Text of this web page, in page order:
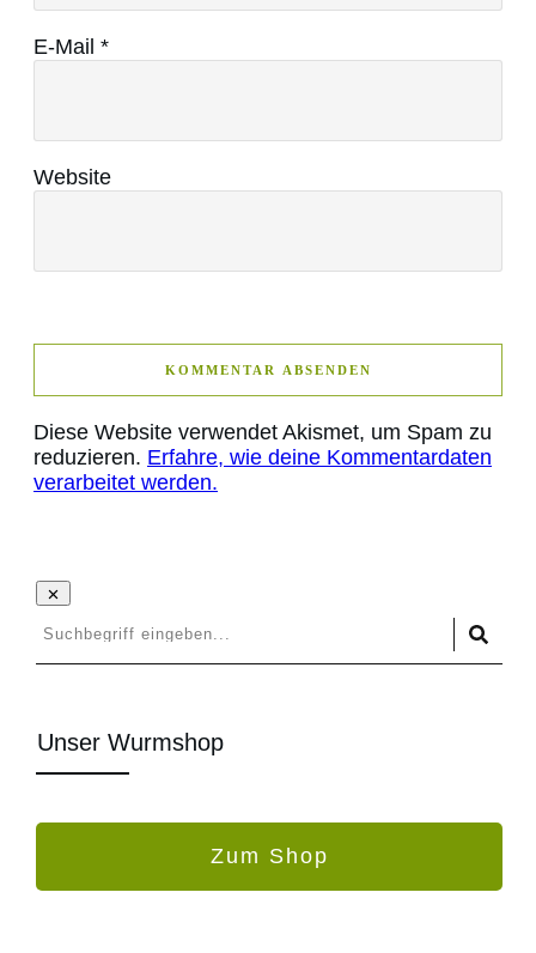
E-Mail *
Website
KOMMENTAR ABSENDEN
Diese Website verwendet Akismet, um Spam zu
reduzieren. Erfahre, wie deine Kommentardaten
verarbeitet werden.
Unser Wurmshop
Zum Shop